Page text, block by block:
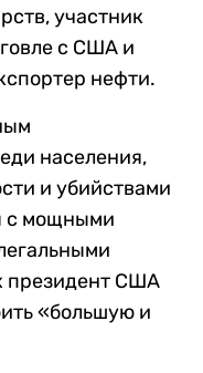
участник
с США и
нефти.
населения,
и убийствами
с мощными
президент США
«большую и